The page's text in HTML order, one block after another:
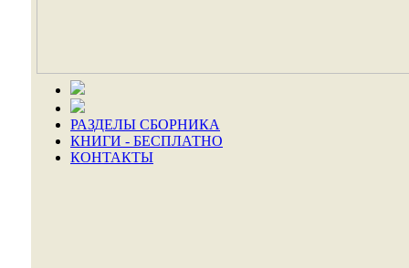
РАЗДЕЛЫ СБОРНИКА
КНИГИ - БЕСПЛАТНО
КОНТАКТЫ